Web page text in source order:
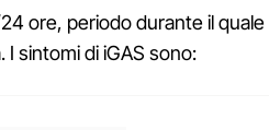
ore, periodo durante il quale
sintomi di iGAS sono: